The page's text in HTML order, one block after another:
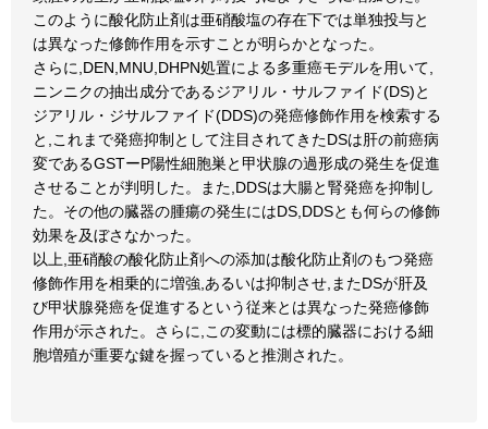
このように酸化防止剤は亜硝酸塩の存在下では単独投与と
は異なった修飾作用を示すことが明らかとなった。
さらに,DEN,MNU,DHPN処置による多重癌モデルを用いて,
ニンニクの抽出成分であるジアリル・サルファイド(DS)と
ジアリル・ジサルファイド(DDS)の発癌修飾作用を検索する
と,これまで発癌抑制として注目されてきたDSは肝の前癌病
変であるGSTーP陽性細胞巣と甲状腺の過形成の発生を促進
させることが判明した。また,DDSは大腸と腎発癌を抑制し
た。その他の臓器の腫瘍の発生にはDS,DDSとも何らの修飾
効果を及ぼさなかった。
以上,亜硝酸の酸化防止剤への添加は酸化防止剤のもつ発癌
修飾作用を相乗的に増強,あるいは抑制させ,またDSが肝及
び甲状腺発癌を促進するという従来とは異なった発癌修飾
作用が示された。さらに,この変動には標的臓器における細
胞増殖が重要な鍵を握っていると推測された。